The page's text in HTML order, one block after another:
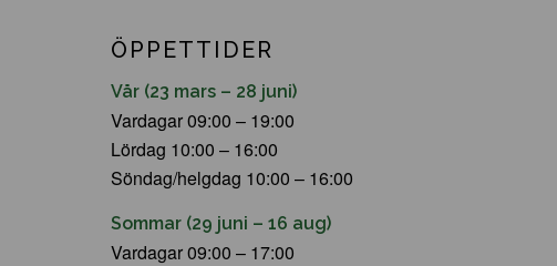
ÖPPETTIDER
Vår (23 mars – 28 juni)
Vardagar 09:00 – 19:00
Lördag 10:00 – 16:00
Söndag/helgdag 10:00 – 16:00
Sommar (29 juni – 16 aug)
Vardagar 09:00 – 17:00